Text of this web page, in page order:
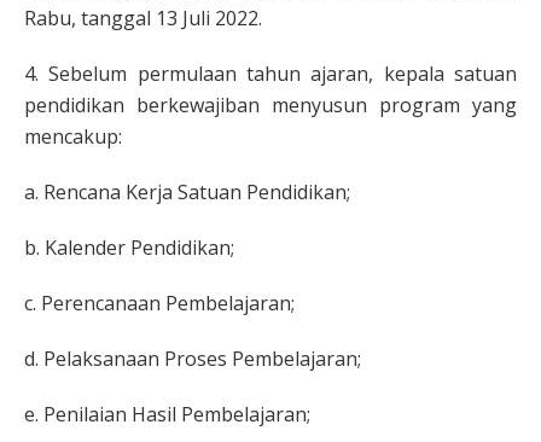
Rabu, tanggal 13 Juli 2022.
4. Sebelum permulaan tahun ajaran, kepala satuan
pendidikan berkewajiban menyusun program yang
mencakup:
a. Rencana Kerja Satuan Pendidikan;
b. Kalender Pendidikan;
c. Perencanaan Pembelajaran;
d. Pelaksanaan Proses Pembelajaran;
e. Penilaian Hasil Pembelajaran;